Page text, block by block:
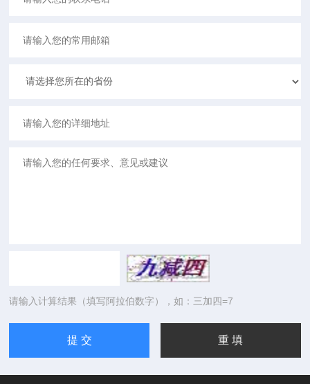
请输入计算结果（填写阿拉伯数字），如：三加四=7